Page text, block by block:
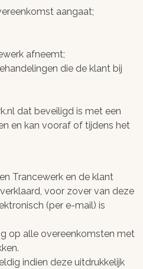
aangaat;
afneemt;
die de klant bij
dat beveiligd is met een
en kan vooraf of tijdens het
Trancewerk en de klant
voor zover van deze
(per e-mail) is
op alle overeenkomsten met
indien deze uitdrukkelijk